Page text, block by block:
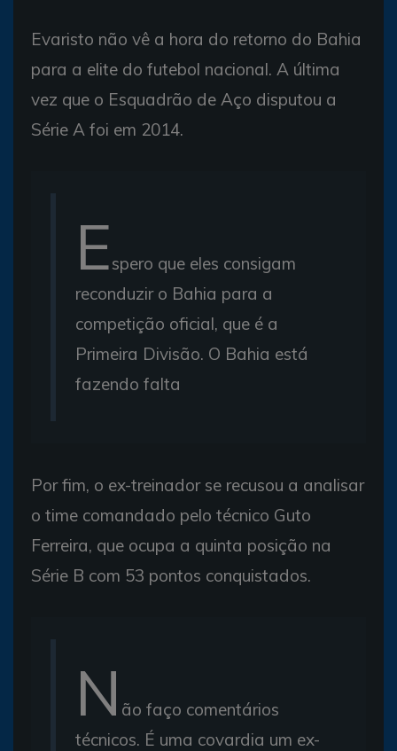
Evaristo não vê a hora do retorno do Bahia
para a elite do futebol nacional. A última
vez que o Esquadrão de Aço disputou a
Série A foi em 2014.
Espero que eles consigam
reconduzir o Bahia para a
competição oficial, que é a
Primeira Divisão. O Bahia está
fazendo falta
Por fim, o ex-treinador se recusou a analisar
o time comandado pelo técnico Guto
Ferreira, que ocupa a quinta posição na
Série B com 53 pontos conquistados.
N ão faço comentários
técnicos. É uma covardia um ex-